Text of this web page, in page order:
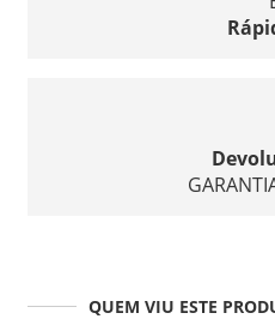
QUEM VIU ESTE